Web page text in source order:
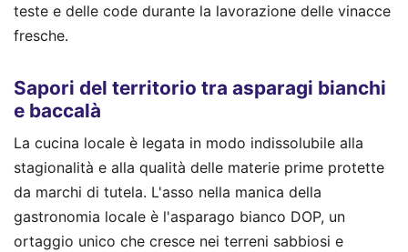
teste e delle code durante la lavorazione delle vinacce
fresche.
Sapori del territorio tra asparagi bianchi
e baccalà
La cucina locale è legata in modo indissolubile alla
stagionalità e alla qualità delle materie prime protette
da marchi di tutela. L'asso nella manica della
gastronomia locale è l'asparago bianco DOP, un
ortaggio unico che cresce nei terreni sabbiosi e